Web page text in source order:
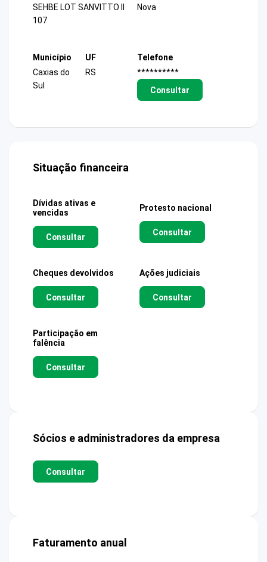
SEHBE LOT SANVITTO II
107
Nova
Município
Caxias do
Sul
UF
RS
Telefone
**********
Consultar
Situação financeira
Dívidas ativas e
vencidas
Consultar
Protesto nacional
Consultar
Cheques devolvidos
Consultar
Ações judiciais
Consultar
Participação em
falência
Consultar
Sócios e administradores da empresa
Consultar
Faturamento anual